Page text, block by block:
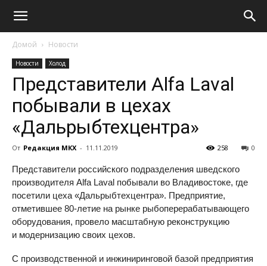
Домой Новости
Новости Холод
Представители Alfa Laval
побывали в цехах
«Дальрыбтехцентра»
От Редакция МКХ - 11.11.2019 0
258
Представители российского подразделения шведского
производителя Alfa Laval побывали во Владивостоке, где
посетили цеха «Дальрыбтехцентра». Предприятие,
отметившее 80-летие на рынке рыбоперерабатывающего
оборудования, провело масштабную реконструкцию
и модернизацию своих цехов.
С производственной и инжиниринговой базой предприятия